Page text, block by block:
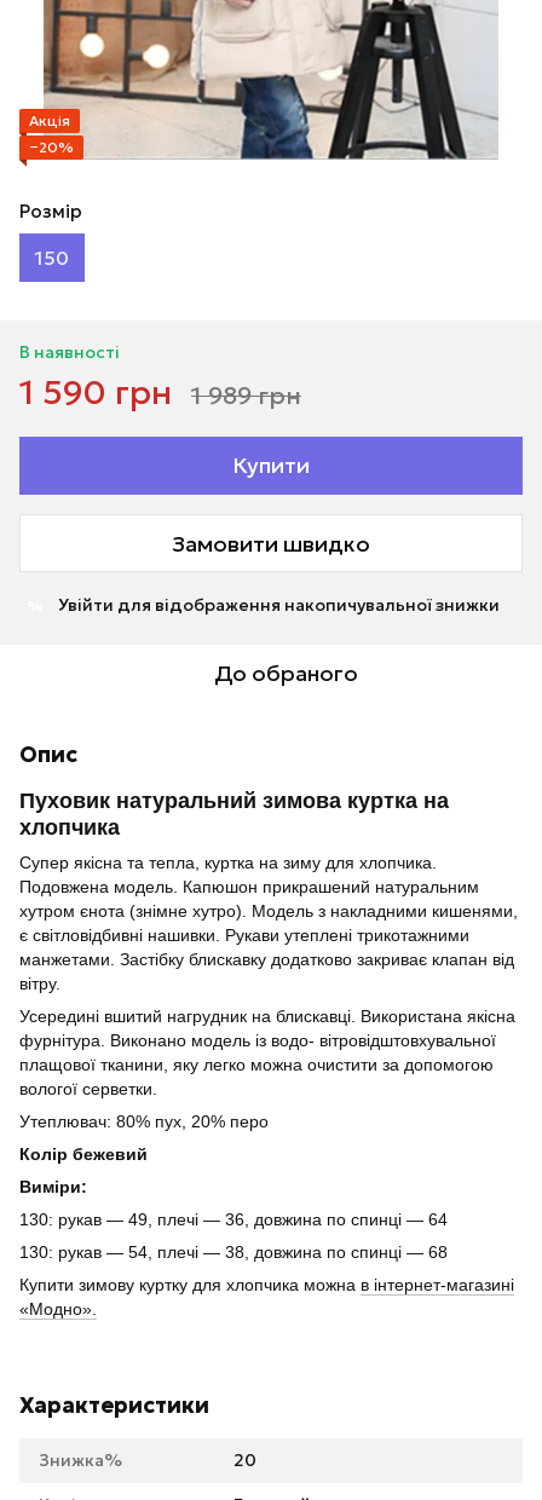
Акція
−20%
Розмір
150
В наявності
1 590 грн 1 989 грн
Купити
Замовити швидко
Увійти для відображення накопичувальної знижки
До обраного
Опис
Пуховик натуральний зимова куртка на
хлопчика
Супер якісна та тепла, куртка на зиму для хлопчика.
Подовжена модель. Капюшон прикрашений натуральним
хутром єнота (знімне хутро). Модель з накладними кишенями,
є світловідбивні нашивки. Рукави утеплені трикотажними
манжетами. Застібку блискавку додатково закриває клапан від
вітру.
Усередині вшитий нагрудник на блискавці. Використана якісна
фурнітура. Виконано модель із водо- вітровідштовхувальної
плащової тканини, яку легко можна очистити за допомогою
вологої серветки.
Утеплювач: 80% пух, 20% перо
Колір бежевий
Виміри:
130: рукав ― 49, плечі ― 36, довжина по спинці ― 64
130: рукав ― 54, плечі ― 38, довжина по спинці ― 68
Купити зимову куртку для хлопчика можна в інтернет-магазині
«Модно».
Характеристики
Знижка% 20